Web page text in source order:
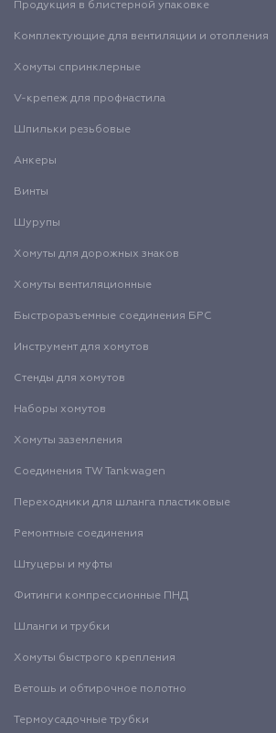
Продукция в блистерной упаковке
Комплектующие для вентиляции и отопления
Хомуты спринклерные
V-крепеж для профнастила
Шпильки резьбовые
Анкеры
Винты
Шурупы
Хомуты для дорожных знаков
Хомуты вентиляционные
Быстроразъемные соединения БРС
Инструмент для хомутов
Стенды для хомутов
Наборы хомутов
Хомуты заземления
Соединения TW Tankwagen
Переходники для шланга пластиковые
Ремонтные соединения
Штуцеры и муфты
Фитинги компрессионные ПНД
Шланги и трубки
Хомуты быстрого крепления
Ветошь и обтирочное полотно
Термоусадочные трубки